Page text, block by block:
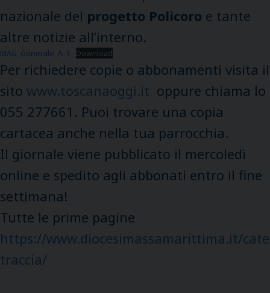
nazionale del progetto Policoro e tante
altre notizie all’interno.
MAG_Generale_A-1 Download
Per richiedere copie o abbonamenti visita il
sito www.toscanaoggi.it oppure chiama lo
055 277661. Puoi trovare una copia
cartacea anche nella tua parrocchia.
Il giornale viene pubblicato il mercoledì
online e spedito agli abbonati entro il fine
settimana!
Tutte le prime pagine
https://www.diocesimassamarittima.it/
traccia/